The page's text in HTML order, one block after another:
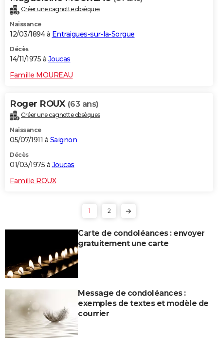
Créer une cagnotte obsèques
Naissance
12/03/1894 à Entraigues-sur-la-Sorgue
Décès
14/11/1975 à Joucas
Famille MOUREAU
Roger ROUX (63 ans)
Créer une cagnotte obsèques
Naissance
05/07/1911 à Saignon
Décès
01/03/1975 à Joucas
Famille ROUX
1 2
Carte de condoléances : envoyer
gratuitement une carte
Message de condoléances :
exemples de textes et modèle de
courrier